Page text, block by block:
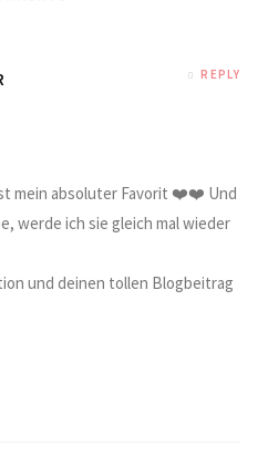
REPLY
mein absoluter Favorit ❤️❤️ Und
werde ich sie gleich mal wieder
und deinen tollen Blogbeitrag